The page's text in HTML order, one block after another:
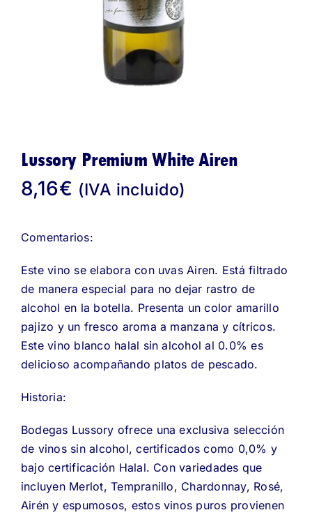
Lussory Premium White Airen
8,16€ (IVA incluido)
Comentarios:
Este vino se elabora con uvas Airen. Está filtrado
de manera especial para no dejar rastro de
alcohol en la botella. Presenta un color amarillo
pajizo y un fresco aroma a manzana y cítricos.
Este vino blanco halal sin alcohol al 0.0% es
delicioso acompañando platos de pescado.
Historia:
Bodegas Lussory ofrece una exclusiva selección
de vinos sin alcohol, certificados como 0,0% y
bajo certificación Halal. Con variedades que
incluyen Merlot, Tempranillo, Chardonnay, Rosé,
Airén y espumosos, estos vinos puros provienen